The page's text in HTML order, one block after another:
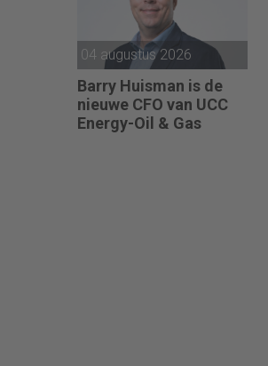
04 augustus 2026
Barry Huisman is de
nieuwe CFO van UCC
Energy-Oil & Gas